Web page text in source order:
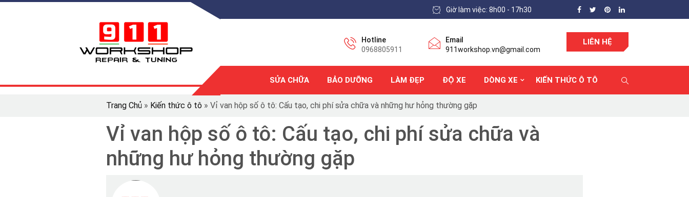
Giờ làm việc: 8h00 - 17h30
Hotline
0968805911
Email
911workshop.vn@gmail.com
LIÊN HỆ
SỬA CHỮA BẢO DƯỠNG LÀM ĐẸP ĐỘ XE DÒNG XE KIẾN THỨC Ô TÔ
Trang Chủ » Kiến thức ô tô » Vỉ van hộp số ô tô: Cấu tạo, chi phí sửa chữa và những hư hỏng thường gặp
Vỉ van hộp số ô tô: Cấu tạo, chi phí sửa chữa và
những hư hỏng thường gặp